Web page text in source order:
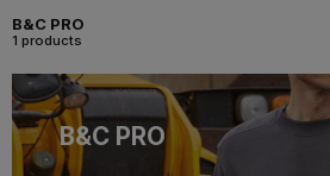
B&C PRO
1 products
B&C PRO